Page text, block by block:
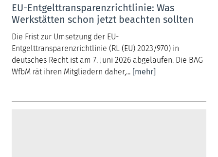
EU-Entgelttransparenzrichtlinie: Was
Werkstätten schon jetzt beachten sollten
Die Frist zur Umsetzung der EU-
Entgelttransparenzrichtlinie (RL (EU) 2023/970) in
deutsches Recht ist am 7. Juni 2026 abgelaufen. Die BAG
WfbM rät ihren Mitgliedern daher,... [mehr]